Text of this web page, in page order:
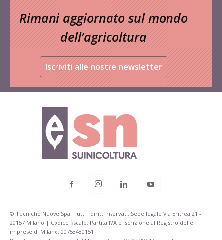
Rimani aggiornato sul mondo
dell’agricoltura
Iscriviti alle nostre newsletter
© Tecniche Nuove Spa. Tutti i diritti riservati. Sede legale Via Eritrea 21 -
20157 Milano | Codice fiscale, Partita IVA e Iscrizione al Registro delle
imprese di Milano: 00753480151